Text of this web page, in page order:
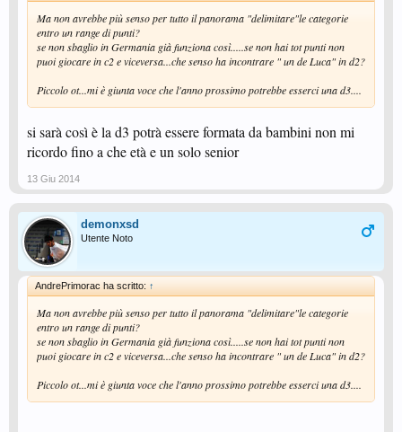
Ma non avrebbe più senso per tutto il panorama "delimitare"le categorie
entro un range di punti?
se non sbaglio in Germania già funziona così.....se non hai tot punti non
puoi giocare in c2 e viceversa...che senso ha incontrare " un de Luca" in d2?
Piccolo ot...mi è giunta voce che l'anno prossimo potrebbe esserci una d3....
si sarà così è la d3 potrà essere formata da bambini non mi
ricordo fino a che età e un solo senior
13 Giu 2014
demonxsd
Utente Noto
AndrePrimorac ha scritto: ↑
Ma non avrebbe più senso per tutto il panorama "delimitare"le categorie
entro un range di punti?
se non sbaglio in Germania già funziona così.....se non hai tot punti non
puoi giocare in c2 e viceversa...che senso ha incontrare " un de Luca" in d2?
Piccolo ot...mi è giunta voce che l'anno prossimo potrebbe esserci una d3....